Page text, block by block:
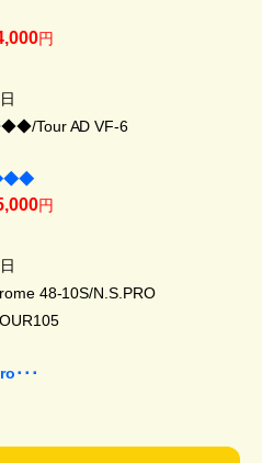
円
Tour AD VF-6
◆◆◆
円
48-10S/N.S.PRO
･･･